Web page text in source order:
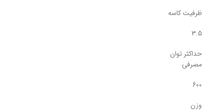
ظرفیت کاسه
3.5
حداکثر توان
مصرفی
600
وزن